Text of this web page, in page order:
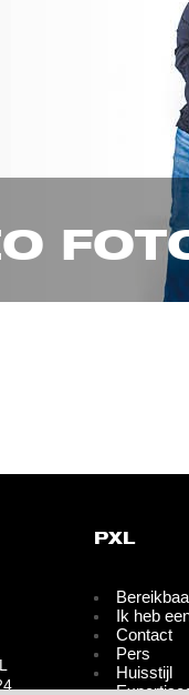
PXL
Ik heb
Contact
Pers
Huisstijl